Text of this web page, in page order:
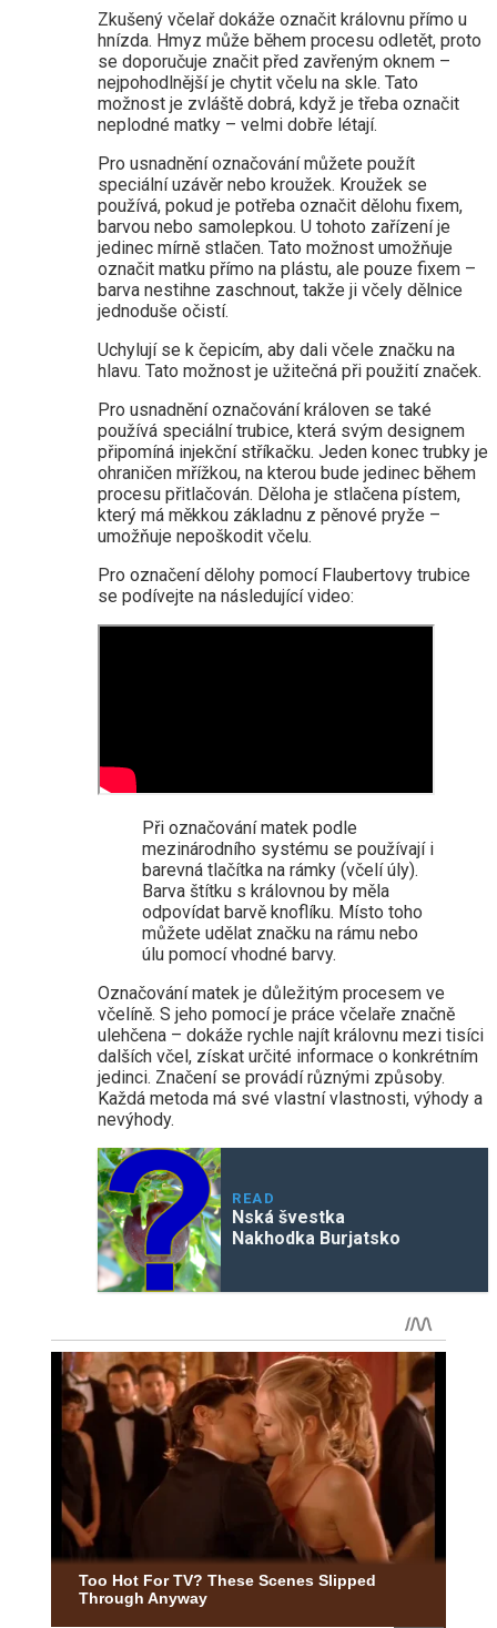
Zkušený včelař dokáže označit královnu přímo u
hnízda. Hmyz může během procesu odletět, proto
se doporučuje značit před zavřeným oknem –
nejpohodlnější je chytit včelu na skle. Tato
možnost je zvláště dobrá, když je třeba označit
neplodné matky – velmi dobře létají.
Pro usnadnění označování můžete použít
speciální uzávěr nebo kroužek. Kroužek se
používá, pokud je potřeba označit dělohu fixem,
barvou nebo samolepkou. U tohoto zařízení je
jedinec mírně stlačen. Tato možnost umožňuje
označit matku přímo na plástu, ale pouze fixem –
barva nestihne zaschnout, takže ji včely dělnice
jednoduše očistí.
Uchylují se k čepicím, aby dali včele značku na
hlavu. Tato možnost je užitečná při použití značek.
Pro usnadnění označování královen se také
používá speciální trubice, která svým designem
připomíná injekční stříkačku. Jeden konec trubky je
ohraničen mřížkou, na kterou bude jedinec během
procesu přitlačován. Děloha je stlačena pístem,
který má měkkou základnu z pěnové pryže –
umožňuje nepoškodit včelu.
Pro označení dělohy pomocí Flaubertovy trubice
se podívejte na následující video:
Při označování matek podle
mezinárodního systému se používají i
barevná tlačítka na rámky (včelí úly).
Barva štítku s královnou by měla
odpovídat barvě knoflíku. Místo toho
můžete udělat značku na rámu nebo
úlu pomocí vhodné barvy.
Označování matek je důležitým procesem ve
včelíně. S jeho pomocí je práce včelaře značně
ulehčena – dokáže rychle najít královnu mezi tisíci
dalších včel, získat určité informace o konkrétním
jedinci. Značení se provádí různými způsoby.
Každá metoda má své vlastní vlastnosti, výhody a
nevýhody.
READ
Nská švestka
Nakhodka Burjatsko